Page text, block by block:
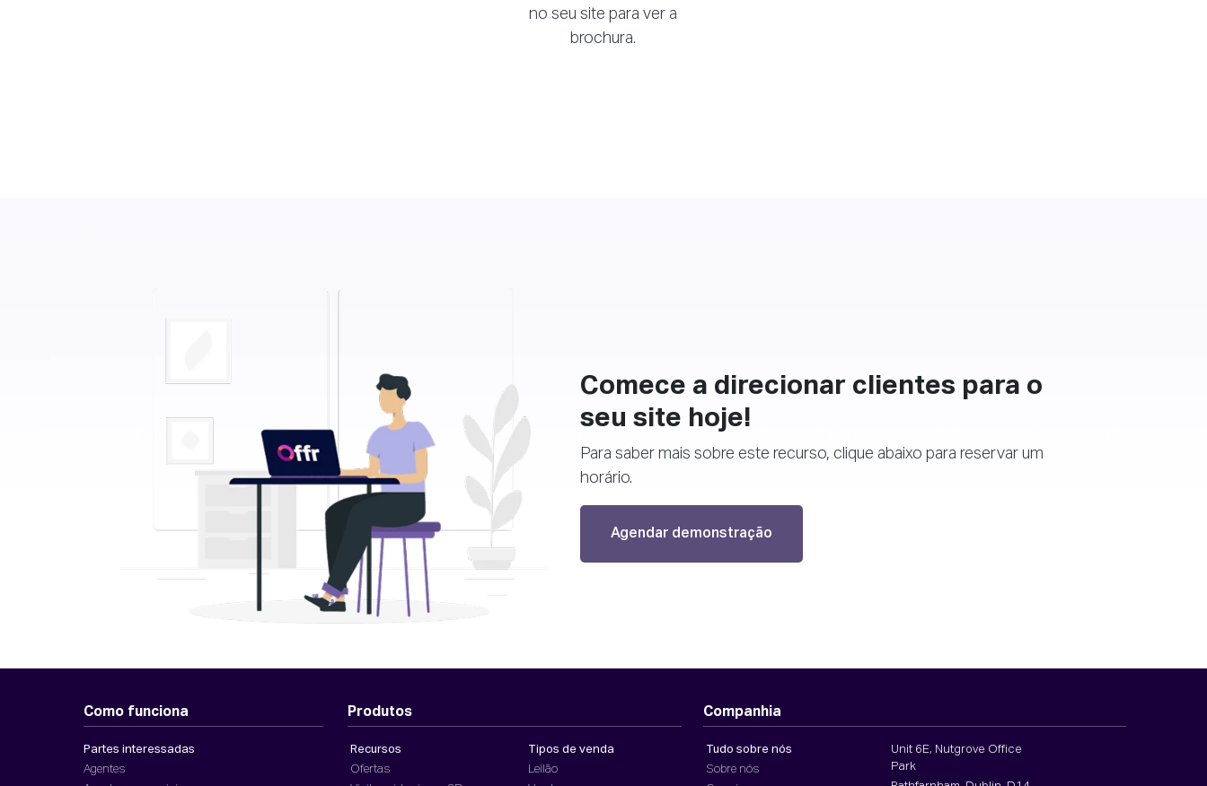
no seu site para ver a
brochura.
Comece a direcionar clientes para o
seu site hoje!
Para saber mais sobre este recurso, clique abaixo para reservar um
horário.
Agendar demonstração
Como funciona
Partes interessadas
Agentes
Produtos
Recursos
Ofertas
Tipos de venda
Leilão
Companhia
Tudo sobre nós
Sobre nós
Unit 6E, Nutgrove Office
Park